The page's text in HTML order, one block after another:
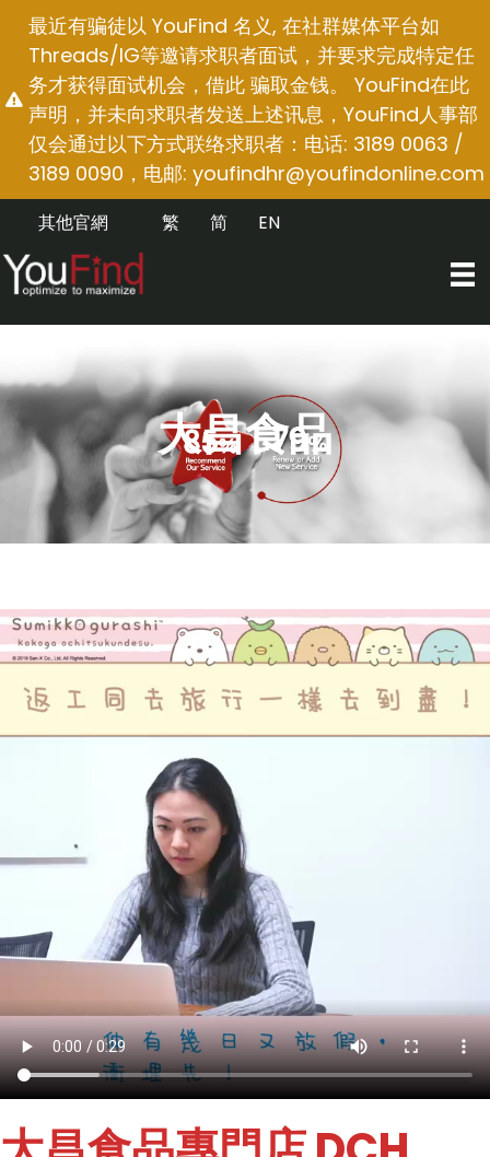
容
最近有骗徒以 YouFind 名义, 在社群媒体平台如
Threads/IG等邀请求职者面试，并要求完成特定任
务才获得面试机会，借此 骗取金钱。 YouFind在此
声明，并未向求职者发送上述讯息，YouFind人事部
仅会通过以下方式联络求职者：电话: 3189 0063 /
3189 0090，电邮: youfindhr@youfindonline.com
其他官網 EN
简
繁
大昌食品